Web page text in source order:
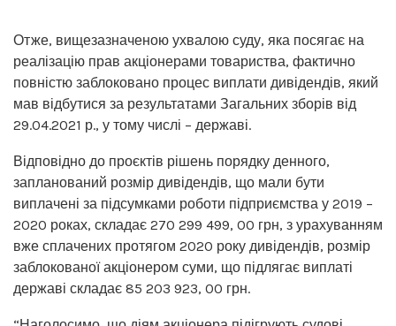
Отже, вищезазначеною ухвалою суду, яка посягає на
реалізацію прав акціонерами товариства, фактично
повністю заблоковано процес виплати дивідендів, який
мав відбутися за результатами Загальних зборів від
29.04.2021 р., у тому числі – державі.
Відповідно до проєктів рішень порядку денного,
запланований розмір дивідендів, що мали бути
виплачені за підсумками роботи підприємства у 2019 –
2020 роках, складає 270 299 499, 00 грн, з урахуванням
вже сплачених протягом 2020 року дивідендів, розмір
заблокованої акціонером суми, що підлягає виплаті
державі складає 85 203 923, 00 грн.